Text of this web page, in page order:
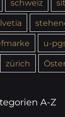
schweiz
u-
zürich
A-Z